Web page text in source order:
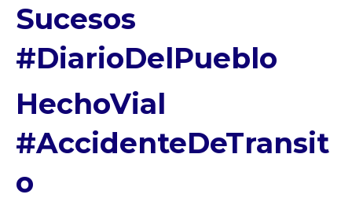
Sucesos
#DiarioDelPueblo
HechoVial
#AccidenteDeTransit
O